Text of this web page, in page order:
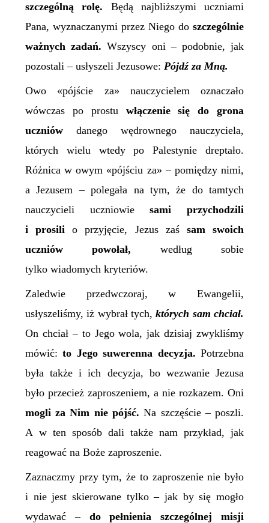
szczególną rolę. Będą najbliższymi uczniami
Pana, wyznaczanymi przez Niego doszczególnie
ważnych zadań.Wszyscy oni – podobnie, jak
pozostali – usłyszeli Jezusowe: Pójdź za Mną.
Owo «pójście za» nauczycielem oznaczało
wówczas po prostu włączenie się do grona
uczniówdanego wędrownego nauczyciela,
których wielu wtedy po Palestynie dreptało.
Różnica w owym «pójściu za» – pomiędzy nimi,
a Jezusem – polegała na tym, że do tamtych
nauczycieli uczniowiesami przychodzili
i prosilio przyjęcie, Jezus zaś sam swoich
uczniów powołał, według sobie
tylko wiadomych kryteriów.
Zaledwie przedwczoraj, w Ewangelii,
usłyszeliśmy, iż wybrał tych,których sam chciał.
On chciał – to Jego wola, jak dzisiaj zwykliśmy
mówić:to Jego suwerenna decyzja.Potrzebna
była także i ich decyzja, bo wezwanie Jezusa
było przecież zaproszeniem, a nie rozkazem. Oni
mogli za Nim nie pójść.Na szczęście – poszli.
A w ten sposób dali także nam przykład, jak
reagować na Boże zaproszenie.
Zaznaczmy przy tym, że to zaproszenie nie było
i nie jest skierowane tylko – jak by się mogło
wydawać – do pełnienia szczególnej misji